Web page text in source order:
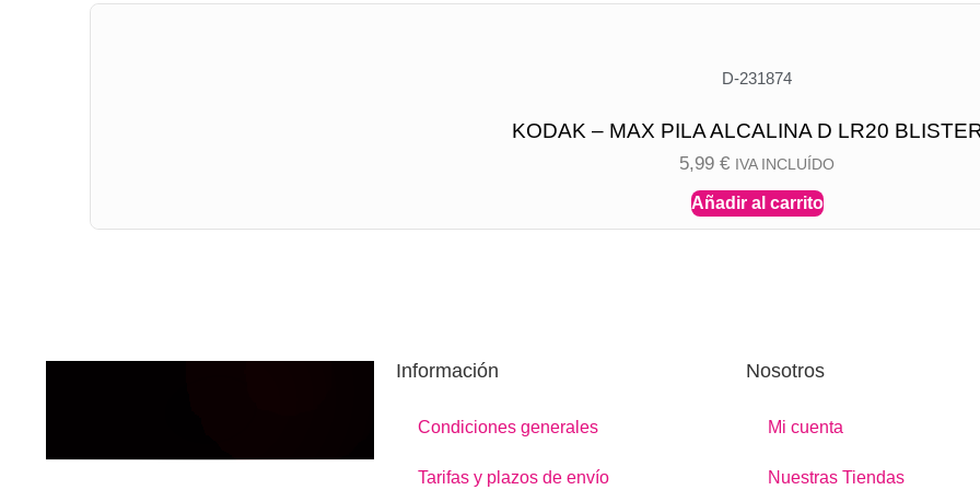
D-231874
KODAK – MAX PILA ALCALINA D LR20
5,99 € IVA INCLUÍDO
Añadir al carrito
Información
Condiciones generales
Tarifas y plazos de envío
Nosotros
Mi cuenta
Nuestras Tiendas